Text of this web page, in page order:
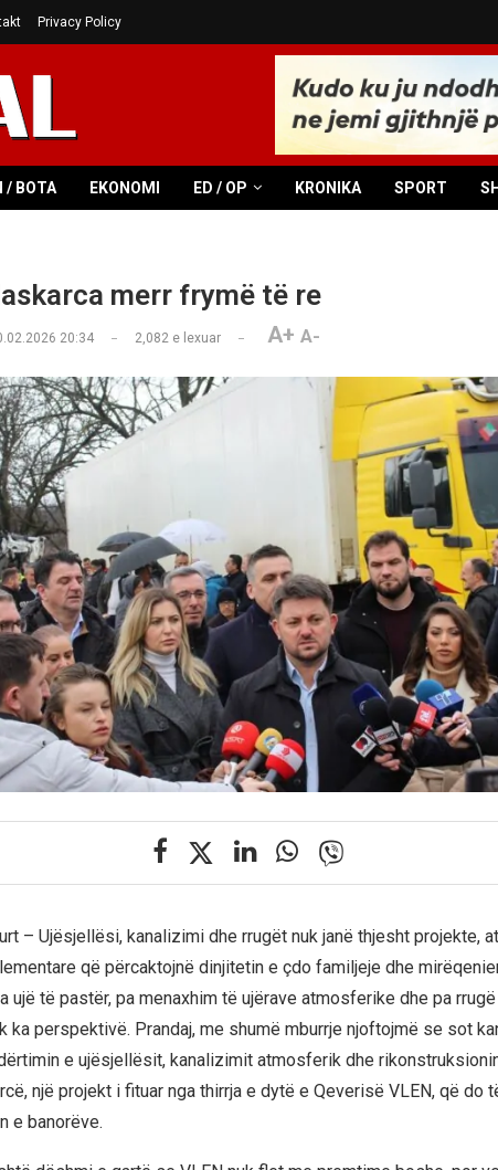
Privacy Policy
/ BOTA EKONOMI ED / OP KRONIKA SPORT
merr frymë të re
20:34 2,082e lexuar A+ A-
– Ujësjellësi, kanalizimi dhe rrugët nuk janë thjesht projekte,
që përcaktojnë dinjitetin e çdo familjeje dhe
ujë të pastër, pa menaxhim të ujërave atmosferike dhe pa
ka perspektivë. Prandaj, me shumë mburrje njoftojmë se sot
e ujësjellësit, kanalizimit atmosferik dhe
një projekt i fituar nga thirrja e dytë e Qeverisë VLEN, që do
e banorëve.